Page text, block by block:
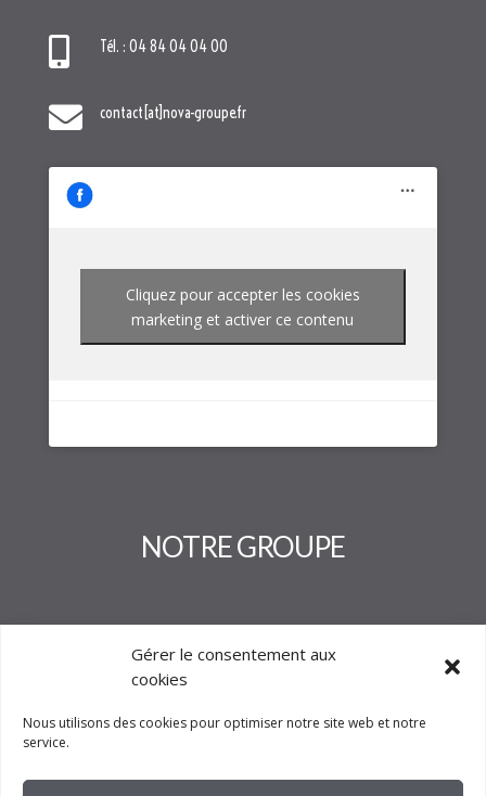
Gérer le consentement aux
cookies
Nous utilisons des cookies pour optimiser notre site web et notre
service.
 Tél. : 04 84 04 04 00
 contact[at]nova-groupe.fr
Cliquez pour accepter les cookies
marketing et activer ce contenu
NOTRE GROUPE